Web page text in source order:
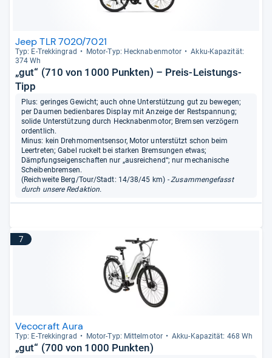
Jeep TLR 7020/7021
Typ: E-​Trek­kin­grad Motor-​Typ: Heck­na­ben­mo­tor
Akku-​Kapa­zi­tät:
374 Wh
„gut“ (710 von 1000 Punkten) – Preis-Leistungs-
Tipp
Plus: geringes Gewicht; auch ohne Unterstützung gut zu bewegen;
per Daumen bedienbares Display mit Anzeige der Restspannung;
solide Unterstützung durch Hecknabenmotor; Bremsen verzögern
ordentlich.
Minus: kein Drehmomentsensor, Motor unterstützt schon beim
Leertreten; Gabel ruckelt bei starken Bremsungen etwas;
Dämpfungseigenschaften nur „ausreichend“; nur mechanische
Scheibenbremsen.
(Reichweite Berg/Tour/Stadt: 14/38/45 km)- Zusammengefasst
durch unsere Redaktion.
7
Vecocraft Aura
Typ: E-​Trek­kin­grad Motor-​Typ: Mit­tel­mo­tor Akku-​Kapa­zi­tät: 468 Wh
„gut“ (700 von 1000 Punkten)